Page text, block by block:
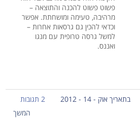
פשוט פשוט להכנה והתוצאה –
מרהיבה, טעימה ומושחתת. אפשר
וכדאי להכין גם גרסאות אחרות –
למשל גרסה טרופית עם מנגו
ואננס.
בתאריך אוק - 14 - 2012
2 תגובות
המשך